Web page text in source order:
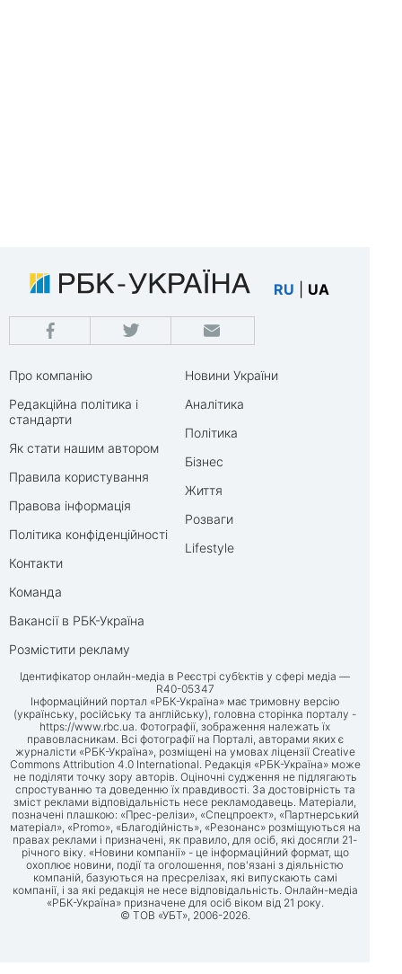
RU UA
Про компанію
Редакційна політика і
стандарти
Як стати нашим автором
Правила користування
Правова інформація
Політика конфіденційності
Контакти
Команда
Вакансії в РБК-Україна
Розмістити рекламу
Новини України
Аналітика
Політика
Бізнес
Життя
Розваги
Lifestyle
Ідентифікатор онлайн-медіа в Реєстрі суб’єктів у сфері медіа —
R40-05347
Інформаційний портал «РБК-Україна» має тримовну версію
(українську, російську та англійську), головна сторінка порталу -
https://www.rbc.ua. Фотографії, зображення належать їх
правовласникам. Всі фотографії на Порталі, авторами яких є
журналісти «РБК-Україна», розміщені на умовах ліцензії Creative
Commons Attribution 4.0 International. Редакція «РБК-Україна» може
не поділяти точку зору авторів. Оціночні судження не підлягають
спростуванню та доведенню їх правдивості. За достовірність та
зміст реклами відповідальність несе рекламодавець. Матеріали,
позначені плашкою: «Прес-релізи», «Спецпроект», «Партнерський
матеріал», «Promo», «Благодійність», «Резонанс» розміщуються на
правах реклами і призначені, як правило, для осіб, які досягли 21-
річного віку. «Новини компанії» - це інформаційний формат, що
охоплює новини, події та оголошення, пов'язані з діяльністю
компаній, базуються на пресрелізах, які випускають самі
компанії, і за які редакція не несе відповідальність. Онлайн-медіа
«РБК-Україна» призначене для осіб віком від 21 року.
© ТОВ «УБТ», 2006-2026.